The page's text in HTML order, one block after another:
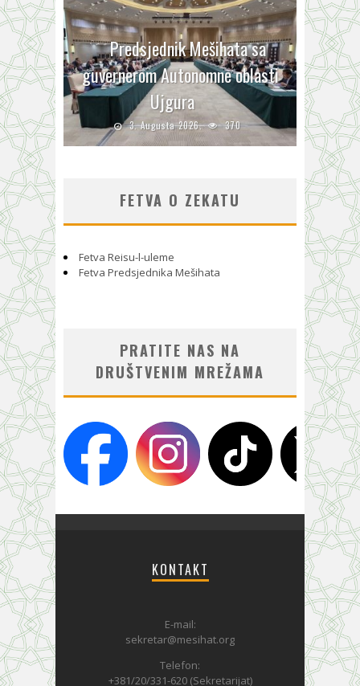
Predsjednik Mešihata sa
guvernerom Autonomne oblasti
Ujgura
3. Augusta 2026. 370
FETVA O ZEKATU
Fetva Reisu-l-uleme
Fetva Predsjednika Mešihata
PRATITE NAS NA
DRUŠTVENIM MREŽAMA
KONTAKT
E-mail:
sekretar@mesihat.org
Telefon:
+381/20/331-620 (Sekretarijat)